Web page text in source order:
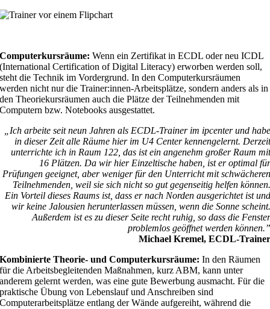
Computerkursräume: Wenn ein Zertifikat in ECDL oder neu ICDL
(International Certification of Digital Literacy) erworben werden soll,
steht die Technik im Vordergrund. In den Computerkursräumen
werden nicht nur die Trainer:innen-Arbeitsplätze, sondern anders als in
den Theoriekursräumen auch die Plätze der Teilnehmenden mit
Computern bzw. Notebooks ausgestattet.
„Ich arbeite seit neun Jahren als ECDL-Trainer im ipcenter und habe
in dieser Zeit alle Räume hier im U4 Center kennengelernt. Derzeit
unterrichte ich in Raum 122, das ist ein angenehm großer Raum mit
16 Plätzen. Da wir hier Einzeltische haben, ist er optimal für
Prüfungen geeignet, aber weniger für den Unterricht mit schwächeren
Teilnehmenden, weil sie sich nicht so gut gegenseitig helfen können.
Ein Vorteil dieses Raums ist, dass er nach Norden ausgerichtet ist und
wir keine Jalousien herunterlassen müssen, wenn die Sonne scheint.
Außerdem ist es zu dieser Seite recht ruhig, so dass die Fenster
problemlos geöffnet werden können.”
Michael Kremel, ECDL-Trainer
Kombinierte Theorie- und Computerkursräume:In den Räumen
für die Arbeitsbegleitenden Maßnahmen, kurz ABM, kann unter
anderem gelernt werden, was eine gute Bewerbung ausmacht. Für die
praktische Übung von Lebenslauf und Anschreiben sind
Computerarbeitsplätze entlang der Wände aufgereiht, während die